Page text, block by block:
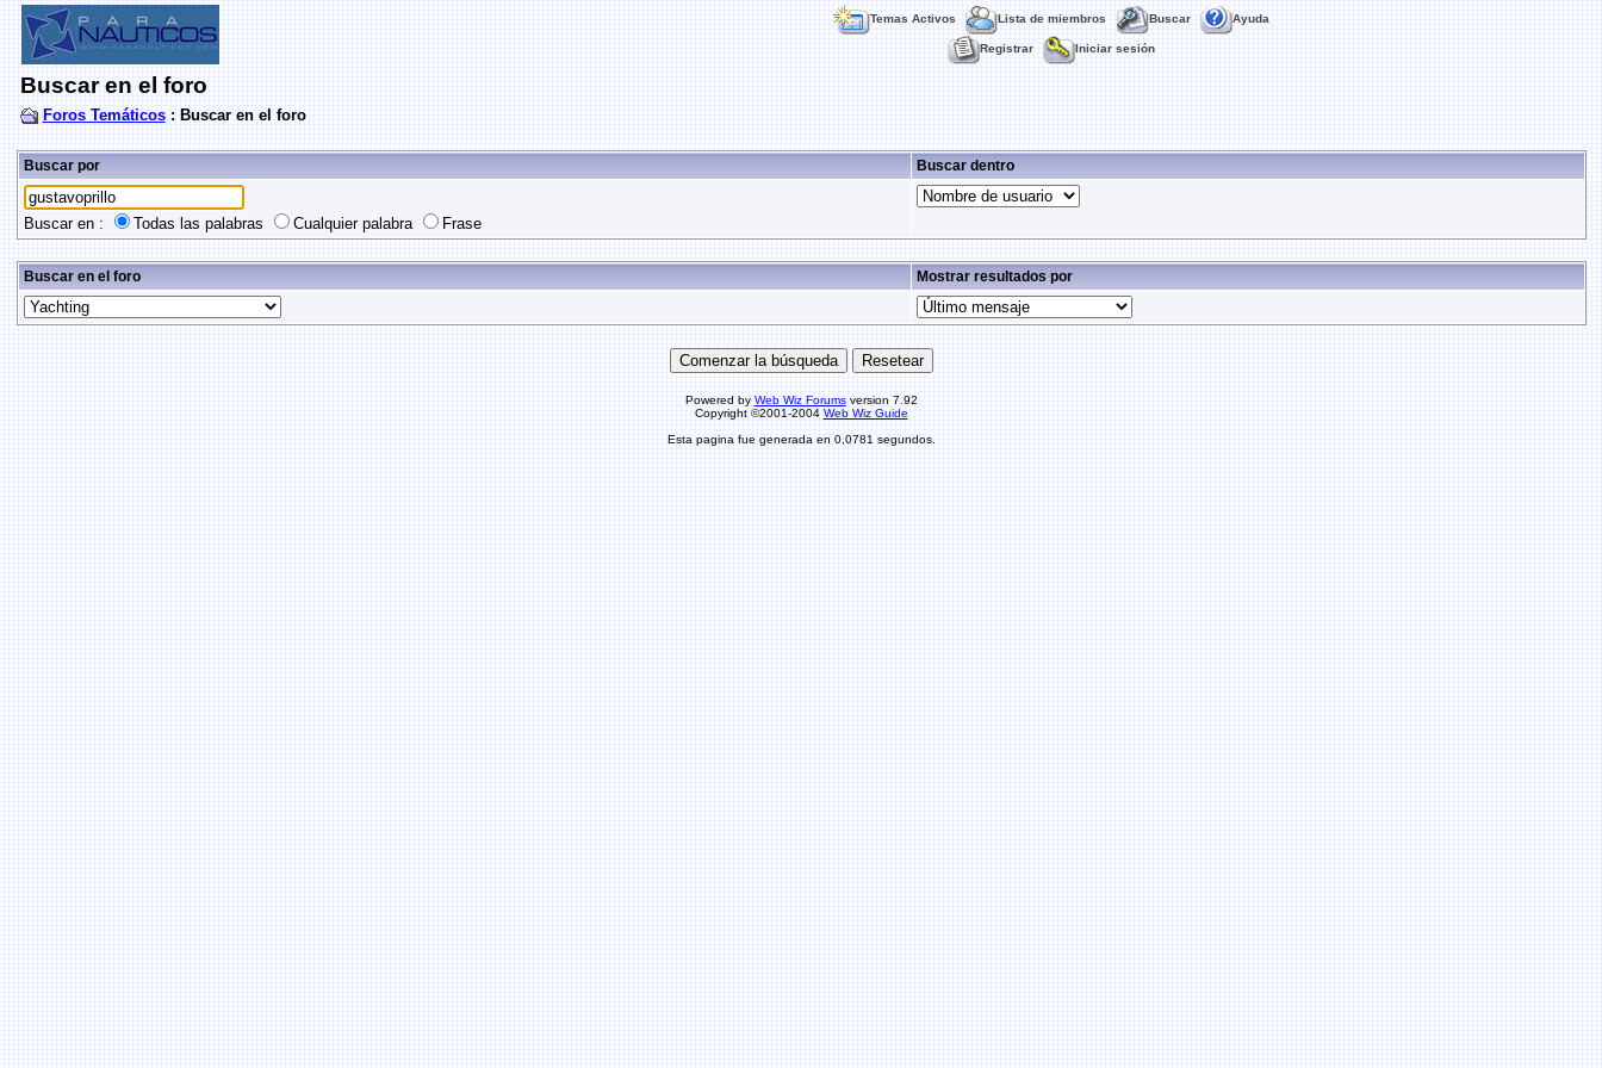
Temas Activos Lista de miembros Buscar Ayuda
Registrar Iniciar sesión
Buscar en el foro
Foros Temáticos: Buscar en el foro
Buscar por Buscar dentro
Buscar en : Todas las palabras Cualquier palabra Frase
Buscar en el foro Mostrar resultados por
Powered by Web Wiz Forumsversion 7.92
Copyright ©2001-2004 Web Wiz Guide
Esta pagina fue generada en 0,0781 segundos.